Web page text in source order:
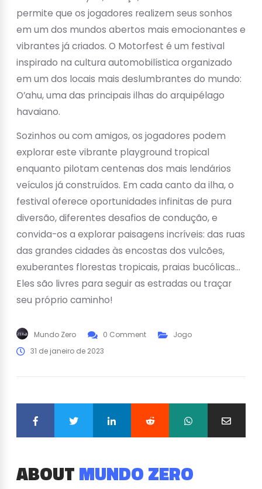
permite que os jogadores realizem seus sonhos
em um dos mundos abertos mais emocionantes e
vibrantes já criados. O Motorfest é um festival
inspirado na cultura automobilística organizado
em um dos locais mais deslumbrantes do mundo:
O’ahu, uma das principais ilhas do arquipélago
havaiano.
Sozinhos ou com amigos, os jogadores podem
explorar este vibrante playground tropical
enquanto pilotam centenas dos mais lendários
veículos já construídos. Em cada canto da ilha, o
festival oferece oportunidades infinitas de pura
diversão, diferentes desafios de condução, e
convida-os a explorar paisagens incríveis: das ruas
das grandes cidades às encostas dos vulcões,
exuberantes florestas tropicais, praias bucólicas…
Eles são livres para seguir as estradas ou traçar
seu próprio caminho!
Mundo Zero 0 Comment
Jogo
31 de janeiro de 2023
ABOUTMUNDO ZERO